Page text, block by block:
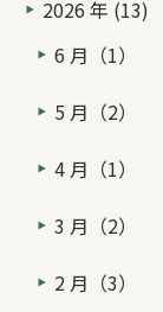
2026 年 (13)
6 月（1）
5 月（2）
4 月（1）
3 月（2）
2 月（3）